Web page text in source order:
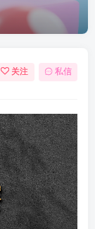
关注 私信